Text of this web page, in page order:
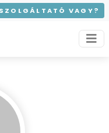
SZOLGÁLTATÓ VAGY?